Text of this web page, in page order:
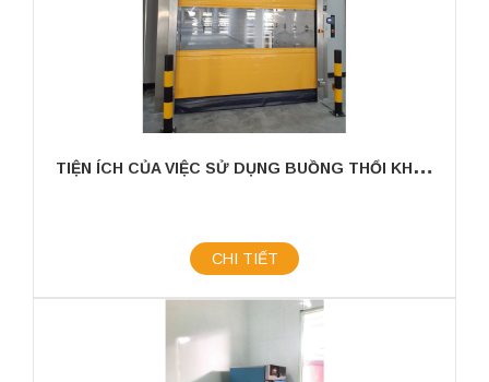
T
IỆN ÍCH CỦA VIỆC SỬ DỤNG BUỒNG THỔI KHÍ – AIRSHOWER CỬA TỰ ĐỘNG TRONG PHÒNG SẠCH
CHI TIẾT